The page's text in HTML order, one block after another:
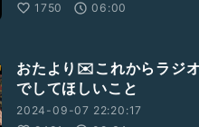
1750
06:00
おたより✉️これからラジ
でしてほしいこと
2024-09-07 22:20:17